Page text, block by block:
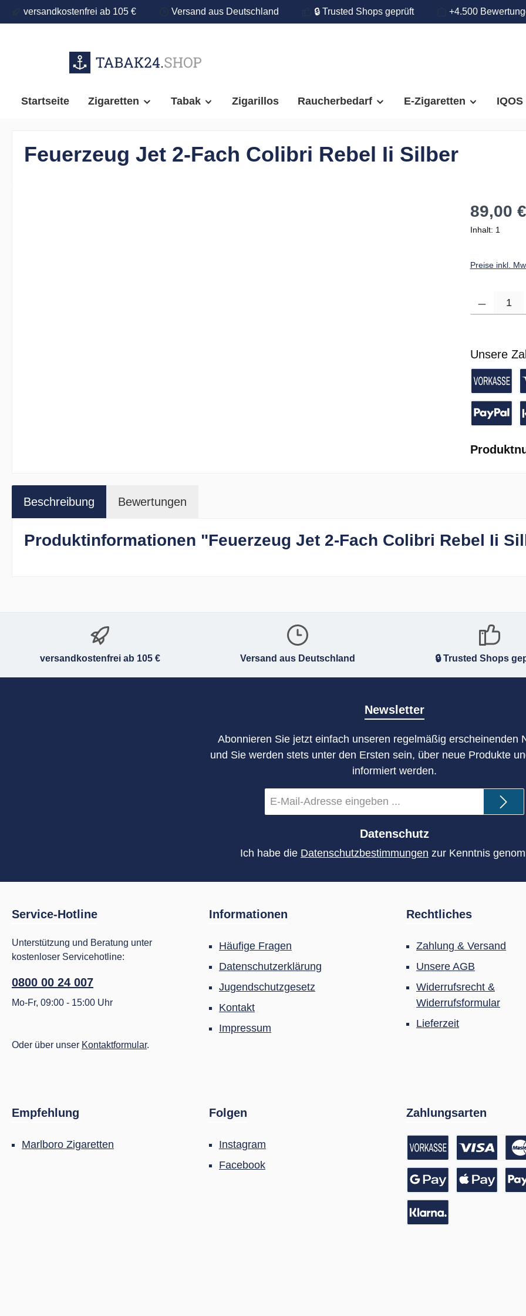
Zur Hauptnavigation springen
versandkostenfrei ab 105 € Versand aus Deutschland 🔒 Trusted Shops geprüft +4.500
Startseite Zigaretten Tabak Zigarillos Raucherbedarf E-Zigaretten IQOS
Feuerzeug Jet 2-Fach Colibri Rebel Ii Silber
89,00 €
Inhalt: 1
Preise inkl.
Unsere
Vorkasse
Beschreibung Bewertungen
Produktinformationen "Feuerzeug Jet 2-Fach Colibri Rebel Ii
versandkostenfrei ab 105 € Versand aus Deutschland 🔒 Trusted Shops
Newsletter
Abonnieren Sie jetzt einfach unseren regelmäßig erscheinenden
und Sie werden stets unter den Ersten sein, über neue Produkte
informiert werden.
Mail-
Adresse
Datenschutz
Ich habe die Datenschutzbestimmungen zur Kenntnis
Service-Hotline
Unterstützung und Beratung unter
kostenloser Servicehotline:
0800 00 24 007
Mo-Fr, 09:00 - 15:00 Uhr
Oder über unser Kontaktformular.
Informationen
Häufige Fragen
Datenschutzerklärung
Jugendschutzgesetz
Kontakt
Impressum
Rechtliches
Zahlung & Versand
Unsere AGB
Widerrufsrecht &
Widerrufsformular
Lieferzeit
Empfehlung
Marlboro Zigaretten
Folgen
Instagram
Facebook
Zahlungsarten
Vorkasse /Kreditkarte
Google Pay